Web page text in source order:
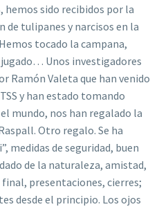
hemos sido recibidos por la
de tulipanes y narcisos en la
tocado la campana,
Unos investigadores
Ramón Valeta que han venido
y han estado tomando
mundo, nos han regalado la
Otro regalo. Se ha
medidas de seguridad, buen
de la naturaleza, amistad,
final, presentaciones, cierres;
desde el principio. Los ojos